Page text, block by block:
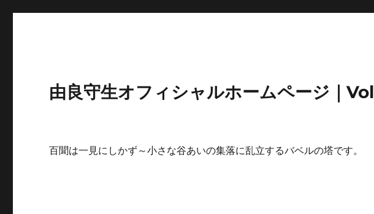
由良守生オフィシャルホームページ｜
百聞は一見にしかず～小さな谷あいの集落に乱立するバベルの塔です。